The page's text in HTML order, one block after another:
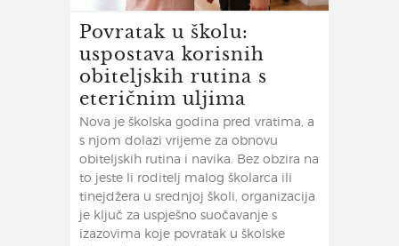
Povratak u školu:
uspostava korisnih
obiteljskih rutina s
eteričnim uljima
Nova je školska godina pred vratima, a
s njom dolazi vrijeme za obnovu
obiteljskih rutina i navika. Bez obzira na
to jeste li roditelj malog školarca ili
tinejdžera u srednjoj školi, organizacija
je ključ za uspješno suočavanje s
izazovima koje povratak u školske